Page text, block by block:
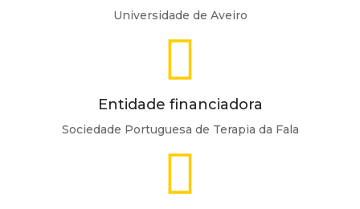
Universidade de Aveiro
Entidade financiadora
Sociedade Portuguesa de Terapia da Fala